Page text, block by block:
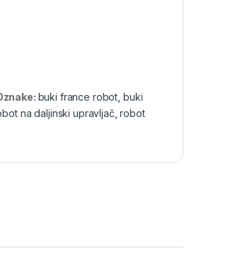
buki france robot buki
na daljinski upravljač ,robot